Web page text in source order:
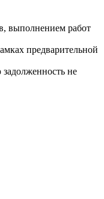
выполнением работ
предварительной
не